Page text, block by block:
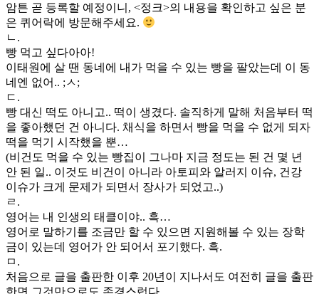
암튼 곧 등록할 예정이니, <정크>의 내용을 확인하고 싶은 분
은 퀴어락에 방문해주세요.
ㄴ.
빵 먹고 싶다아아!
이태원에 살 땐 동네에 내가 먹을 수 있는 빵을 팔았는데 이 동
네엔 없어.. ;ㅅ;
ㄷ.
빵 대신 떡도 아니고.. 떡이 생겼다. 솔직하게 말해 처음부터 떡
을 좋아했던 건 아니다. 채식을 하면서 빵을 먹을 수 없게 되자
떡을 먹기 시작했을 뿐…
(비건도 먹을 수 있는 빵집이 그나마 지금 정도는 된 건 몇 년
안 된 일.. 이것도 비건이 아니라 아토피와 알러지 이슈, 건강
이슈가 크게 문제가 되면서 장사가 되었고..)
ㄹ.
영어는 내 인생의 태클이야.. 흑…
영어로 말하기를 조금만 할 수 있으면 지원해볼 수 있는 장학
금이 있는데 영어가 안 되어서 포기했다. 흑.
ㅁ.
처음으로 글을 출판한 이후 20년이 지나서도 여전히 글을 출판